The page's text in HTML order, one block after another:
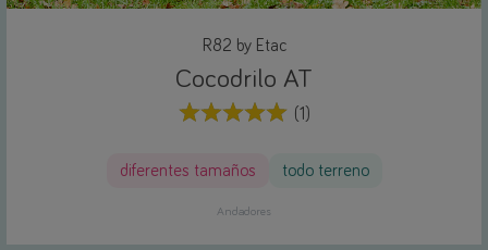
R82 by Etac
Cocodrilo AT
(1)
diferentes tamaños todo terreno
Andadores